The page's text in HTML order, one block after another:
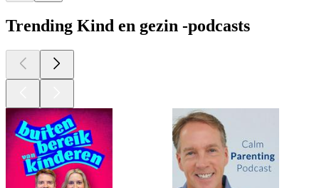
Trending Kind en gezin -podcasts